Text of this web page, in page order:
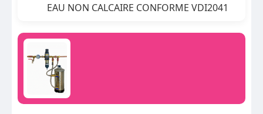
EAU NON CALCAIRE CONFORME VDI2041